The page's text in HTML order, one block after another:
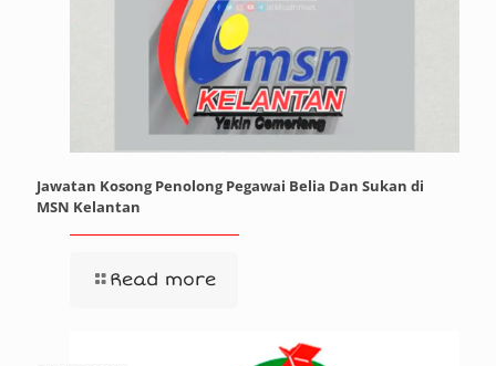
Jawatan Kosong Penolong Pegawai Belia Dan Sukan di
MSN Kelantan
Read more